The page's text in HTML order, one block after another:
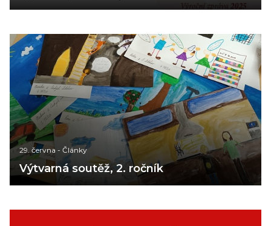
29. června - Články
Výtvarná soutěž, 2. ročník